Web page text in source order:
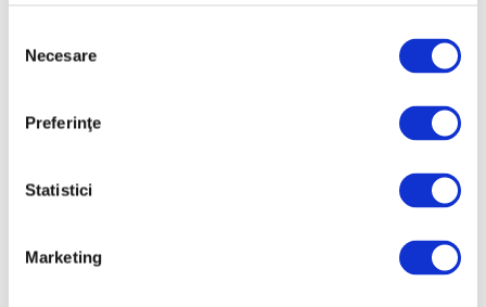
consimțământului
Necesare
Preferinţe
Statistici
Marketing
Octombrie 2025